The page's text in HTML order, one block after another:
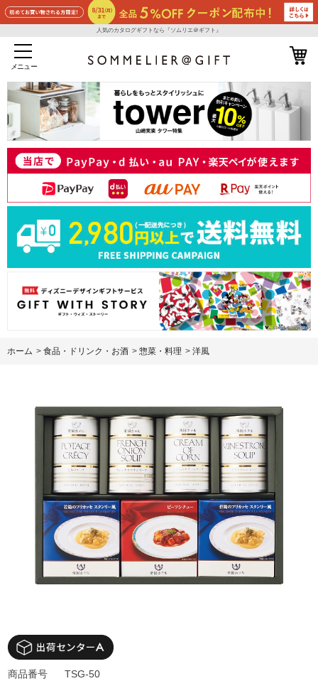
人気のカタログギフトなら『ソムリエ＠ギフト』
メニュー
ホーム > 食品・ドリンク・お酒 > 惣菜・料理 > 洋風
商品番号 TSG-50